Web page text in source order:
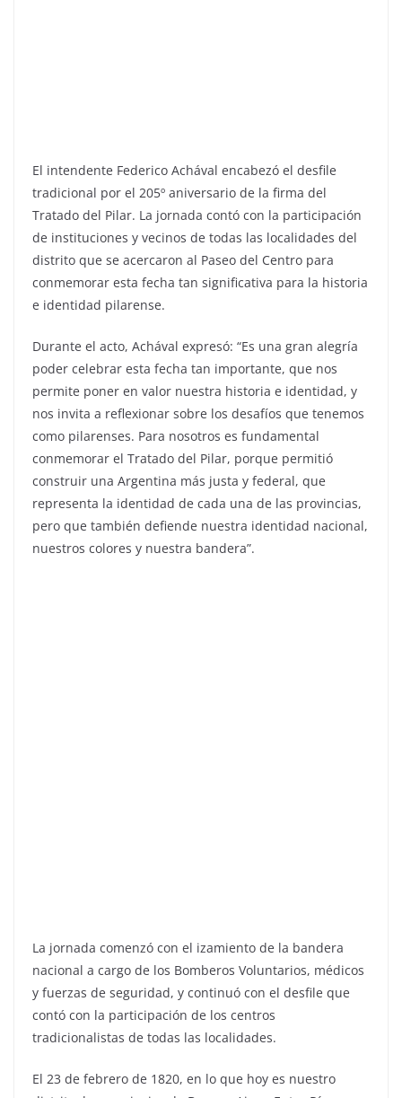
El intendente Federico Achával encabezó el desfile
tradicional por el 205º aniversario de la firma del
Tratado del Pilar. La jornada contó con la participación
de instituciones y vecinos de todas las localidades del
distrito que se acercaron al Paseo del Centro para
conmemorar esta fecha tan significativa para la historia
e identidad pilarense.
Durante el acto, Achával expresó: “Es una gran alegría
poder celebrar esta fecha tan importante, que nos
permite poner en valor nuestra historia e identidad, y
nos invita a reflexionar sobre los desafíos que tenemos
como pilarenses. Para nosotros es fundamental
conmemorar el Tratado del Pilar, porque permitió
construir una Argentina más justa y federal, que
representa la identidad de cada una de las provincias,
pero que también defiende nuestra identidad nacional,
nuestros colores y nuestra bandera”.
La jornada comenzó con el izamiento de la bandera
nacional a cargo de los Bomberos Voluntarios, médicos
y fuerzas de seguridad, y continuó con el desfile que
contó con la participación de los centros
tradicionalistas de todas las localidades.
El 23 de febrero de 1820, en lo que hoy es nuestro